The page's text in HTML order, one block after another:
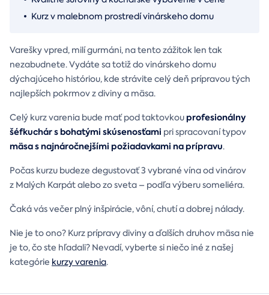
Kurz v malebnom prostredí vinárskeho domu
Varešky vpred, milí gurmáni, na tento zážitok len tak
nezabudnete. Vydáte sa totiž do vinárskeho domu
dýchajúceho históriou, kde strávite celý deň prípravou tých
najlepších pokrmov z diviny a mäsa.
Celý kurz varenia bude mať pod taktovkouprofesionálny
šéfkuchár s bohatými skúsenosťami pri spracovaní typov
mäsa s najnáročnejšími požiadavkami na prípravu.
Počas kurzu budeze degustovať 3 vybrané vína od vinárov
z Malých Karpát alebo zo sveta – podľa výberu someliéra.
Čaká vás večer plný inšpirácie, vôní, chutí a dobrej nálady.
Nie je to ono? Kurz prípravy diviny a ďalších druhov mäsa nie
je to, čo ste hľadali? Nevadí, vyberte si niečo iné z našej
kategórie kurzy varenia.